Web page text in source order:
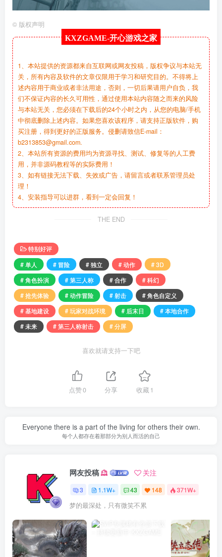
© 版权声明
KXZGAME-开心游戏之家
1、本站提供的资源都来自互联网或网友投稿，版权争议与本站无
关，所有内容及软件的文章仅限用于学习和研究目的。不得将上
述内容用于商业或者非法用途，否则，一切后果请用户自负，我
们不保证内容的长久可用性，通过使用本站内容随之而来的风险
与本站无关，您必须在下载后的24个小时之内，从您的电脑/手机
中彻底删除上述内容。如果您喜欢该程序，请支持正版软件，购
买注册，得到更好的正版服务。侵删请致信E-mail：
b2313853@gmail.com.
2、本站所有资源的费用均为资源寻找、测试、修复等的人工费
用，并非源码教程等的实际费用！
3、如有链接无法下载、失效或广告，请留言或者联系管理员处
理！
4、安装指导可以进群，看到一定会回复！
THE END
特别好评
# 单人
# 冒险 # 独立 # 动作
# 3D
# 角色扮演
# 第三人称 # 合作
# 科幻
# 抢先体验
# 动作冒险 # 射击
# 角色自定义
# 基地建设
# 玩家对战环境 # 后末日
# 本地合作
# 未来
# 第三人称射击 # 分屏
喜欢就请支持一下吧
点赞0 分享 收藏1
Everyone there is a part of the living for others their own.
每个人都存在着那部分为别人而活的自己
网友投稿 关注
3 1.1W+ 43 148 371W+
梦的最深处，只有微笑不累